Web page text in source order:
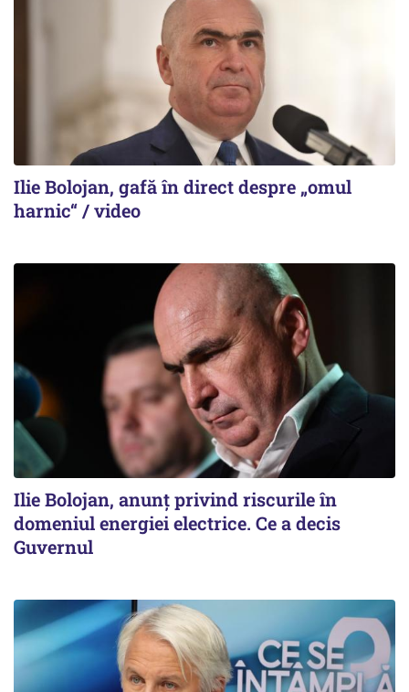
Ilie Bolojan, gafă în direct despre „omul
harnic“ / video
Ilie Bolojan, anunț privind riscurile în
domeniul energiei electrice. Ce a decis
Guvernul